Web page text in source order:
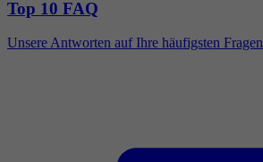
Top 10 FAQ
Unsere Antworten auf Ihre häufigsten Fragen